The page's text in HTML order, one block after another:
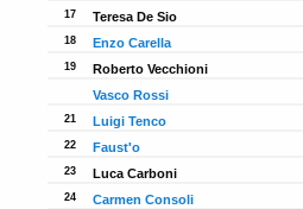
68
17
Teresa De Sio
65
18
Enzo Carella
61
19
Roberto Vecchioni
Vasco Rossi
54
21
Luigi Tenco
51
22
Faust'o
48
23
Luca Carboni
46
24
Carmen Consoli